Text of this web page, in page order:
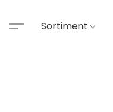
Sortiment